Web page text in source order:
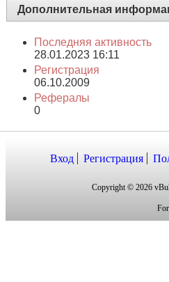
Найти темы
Дополнительная
Последняя активность
28.01.2023
Регистрация
06.10.2009
Регистрация